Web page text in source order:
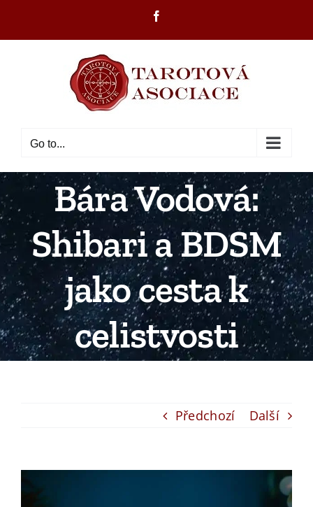
Go to...
Bára Vodová:
Shibari a BDSM
jako cesta k
celistvosti
Předchozí Další